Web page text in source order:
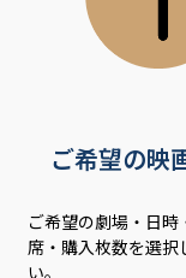
ご希望の映
ご希望の劇場・日時
席・購入枚数を選択
い。